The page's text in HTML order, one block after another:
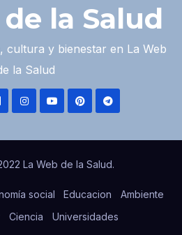
la Salud
cultura y bienestar en La Web
la Salud
La Web de la Salud.
social Educacion
Ambiente
Ciencia
Universidades